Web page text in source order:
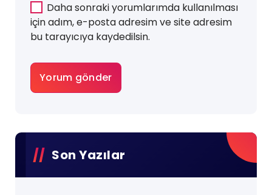
Daha sonraki yorumlarımda kullanılması
için adım, e-posta adresim ve site adresim
bu tarayıcıya kaydedilsin.
Son Yazılar